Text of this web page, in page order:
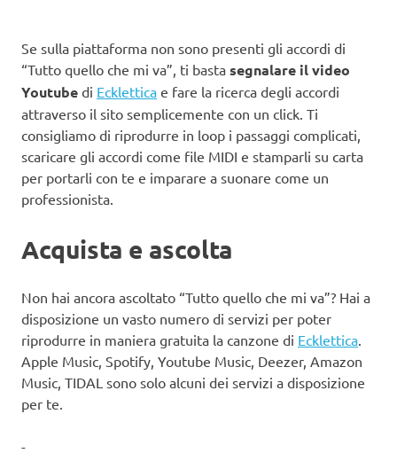
Se sulla piattaforma non sono presenti gli accordi di
“Tutto quello che mi va”, ti basta segnalare il video
Youtube di Ecklettica e fare la ricerca degli accordi
attraverso il sito semplicemente con un click. Ti
consigliamo di riprodurre in loop i passaggi complicati,
scaricare gli accordi come file MIDI e stamparli su carta
per portarli con te e imparare a suonare come un
professionista.
Acquista e ascolta
Non hai ancora ascoltato “Tutto quello che mi va”? Hai a
disposizione un vasto numero di servizi per poter
riprodurre in maniera gratuita la canzone di Ecklettica
Apple Music, Spotify, Youtube Music, Deezer, Amazon
Music, TIDAL sono solo alcuni dei servizi a disposizione
per te.
-